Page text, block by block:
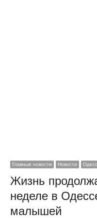
Главные новости Новости
Жизнь
неделе в
малышей